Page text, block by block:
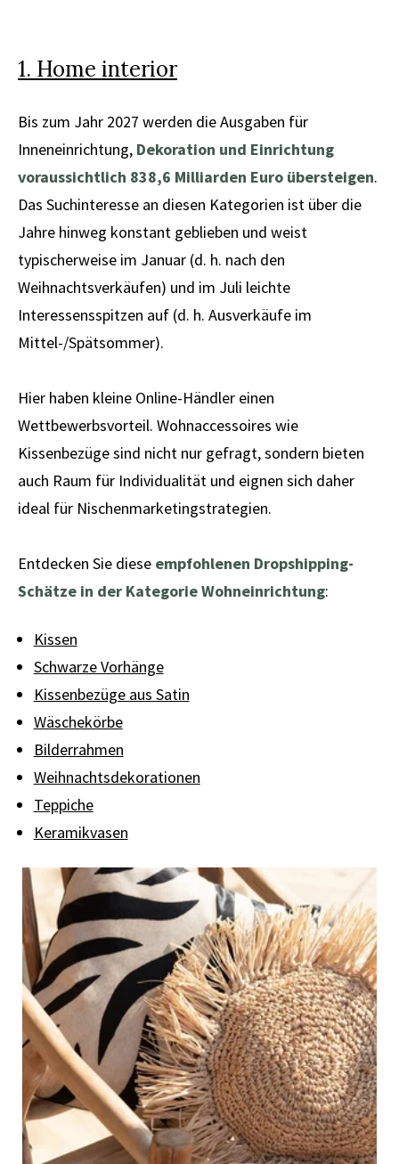
1. Home interior
Bis zum Jahr 2027 werden die Ausgaben für
Inneneinrichtung, Dekoration und Einrichtung
voraussichtlich 838,6 Milliarden Euro übersteigen.
Das Suchinteresse an diesen Kategorien ist über die
Jahre hinweg konstant geblieben und weist
typischerweise im Januar (d. h. nach den
Weihnachtsverkäufen) und im Juli leichte
Interessensspitzen auf (d. h. Ausverkäufe im
Mittel-/Spätsommer).
Hier haben kleine Online-Händler einen
Wettbewerbsvorteil. Wohnaccessoires wie
Kissenbezüge sind nicht nur gefragt, sondern bieten
auch Raum für Individualität und eignen sich daher
ideal für Nischenmarketingstrategien.
Entdecken Sie diese empfohlenen Dropshipping-
Schätze in der Kategorie Wohneinrichtung:
Kissen
Schwarze Vorhänge
Kissenbezüge aus Satin
Wäschekörbe
Bilderrahmen
Weihnachtsdekorationen
Teppiche
Keramikvasen